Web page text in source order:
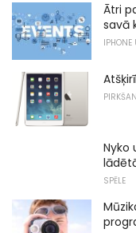
Ātri
savā
IPHONE
Nyko
SPĒLE